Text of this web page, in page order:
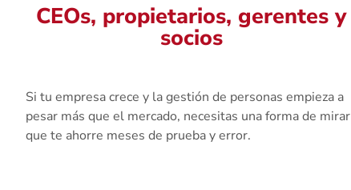
CEOs, propietarios, gerentes y
socios
Si tu empresa crece y la gestión de personas empieza a
pesar más que el mercado, necesitas una forma de mirar
que te ahorre meses de prueba y error.